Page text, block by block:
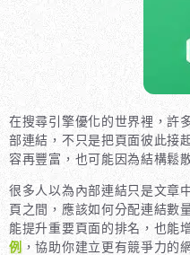
在搜尋引擎優化的世界裡，許
部連結，不只是把頁面彼此接
容再豐富，也可能因為結構鬆
很多人以為內部連結只是文章
頁之間，應該如何分配連結數
能提升重要頁面的排名，也能
例，協助你建立更有競爭力的